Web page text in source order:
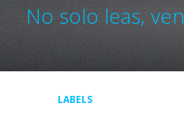
No solo leas,
LABELS